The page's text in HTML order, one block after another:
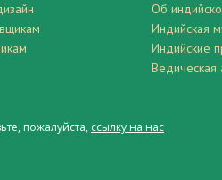
Об
Индийская
Индийские
Ведическая
пожалуйста, ссылку на нас